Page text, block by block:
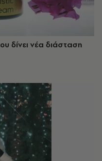
δίνει νέα διάσταση